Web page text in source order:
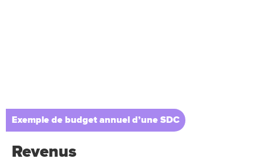
Exemple de budget annuel d’une SDC
Revenus